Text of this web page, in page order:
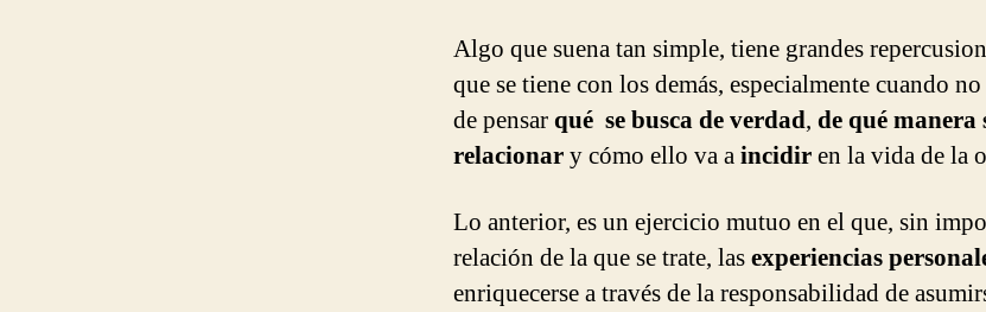
Algo que suena tan simple, tiene grandes
que se tiene con los demás, especialmente cuando
de pensarqué se busca de verdad, de qué manera
relacionary cómo ello va aincidiren la vida de la
Lo anterior, es un ejercicio mutuo en el que, sin
relación de la que se trate, lasexperiencias
enriquecerse a través de la responsabilidad de